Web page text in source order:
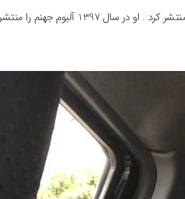
تتلو در سال 1390 نخستین آلبوم و در سال 1392 آلبوم تتلیتی را